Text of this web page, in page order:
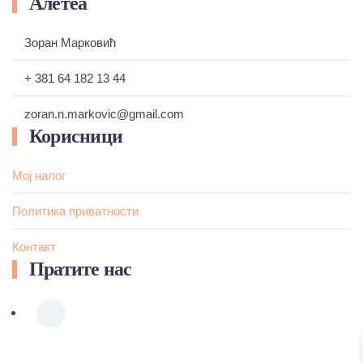
Зоран Марковић
+ 381 64 182 13 44
zoran.n.markovic@gmail.com
Корисници
Мој налог
Политика приватности
Контакт
Пратите нас